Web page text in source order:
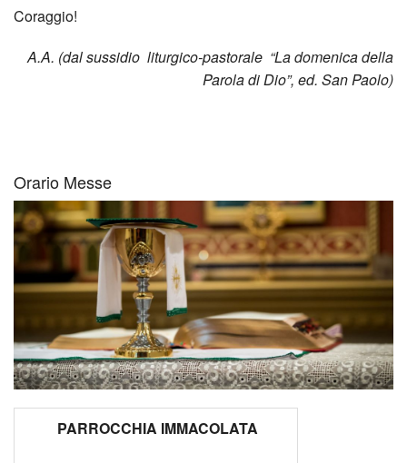
Coraggio!
A.A. (dal sussidio liturgico-pastorale “La domenica della
Parola di Dio”, ed. San Paolo)
Orario Messe
PARROCCHIA IMMACOLATA